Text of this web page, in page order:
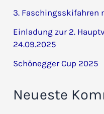
3. Faschingsskifahren
Einladung zur 2.
24.09.2025
Schönegger Cup 2025
Neueste